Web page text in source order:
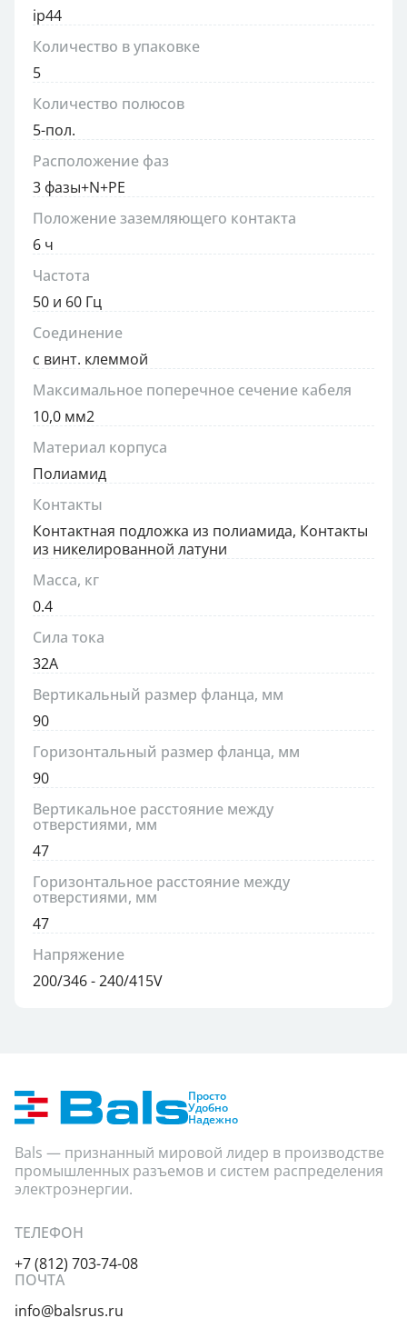
ip44
Количество в упаковке
5
Количество полюсов
5-пол.
Расположение фаз
3 фазы+N+PE
Положение заземляющего контакта
6 ч
Частота
50 и 60 Гц
Соединение
с винт. клеммой
Максимальное поперечное сечение кабеля
10,0 мм2
Материал корпуса
Полиамид
Контакты
Контактная подложка из полиамида, Контакты
из никелированной латуни
Масса, кг
0.4
Сила тока
32А
Вертикальный размер фланца, мм
90
Горизонтальный размер фланца, мм
90
Вертикальное расстояние между
отверстиями, мм
47
Горизонтальное расстояние между
отверстиями, мм
47
Напряжение
200/346 - 240/415V
Просто
Удобно
Надежно
Bals — признанный мировой лидер в производстве
промышленных разъемов и систем распределения
электроэнергии.
ТЕЛЕФОН
+7 (812) 703-74-08
ПОЧТА
info@balsrus.ru